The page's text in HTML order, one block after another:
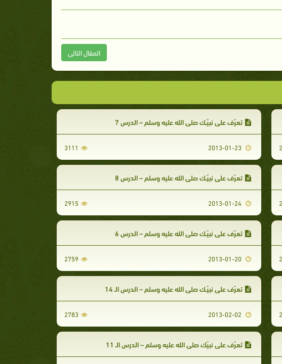
المقال التالى
تعرّف على نبيّـك صلى الله عليه وسلم – الدرس 7
2013-01-23
3111
تعرّف على نبيّـك صلى الله عليه وسلم – الدرس 8
2013-01-24
2915
تعرّف على نبيّـك صلى الله عليه وسلم – الدرس 6
2013-01-20
2759
تعرّف على نبيّـك صلى الله عليه وسلم – الدرس الـ 14
2783
تعرّف على نبيّك صلى الله عليه وسلم – الدرس الـ 11